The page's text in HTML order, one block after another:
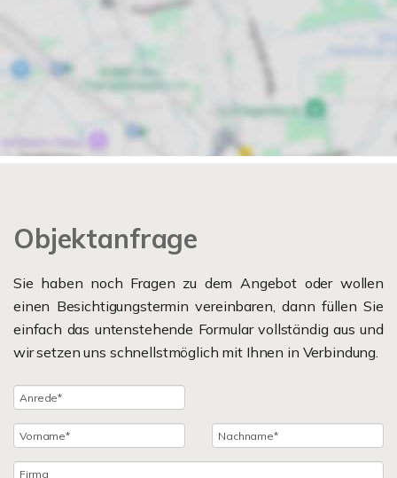
Objektanfrage
Sie haben noch Fragen zu dem Angebot oder wollen
einen Besichtigungstermin vereinbaren, dann füllen Sie
einfach das untenstehende Formular vollständig aus und
wir setzen uns schnellstmöglich mit Ihnen in Verbindung.